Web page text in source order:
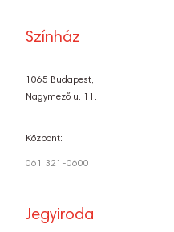
Színház
1065 Budapest,
Nagymező u. 11.
Központ:
061 321-0600
Jegyiroda